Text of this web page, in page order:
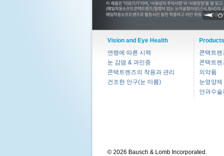
1
Vision and Eye Health
연령에 따른 시력
눈 감염 & 과민증
콘택트렌즈의 착용과 관리
건조한 안구(눈 마름)
Products
콘택트렌
콘택트렌
의약품
눈영양제
안과수술
© 2026 Bausch & Lomb Incorporated.